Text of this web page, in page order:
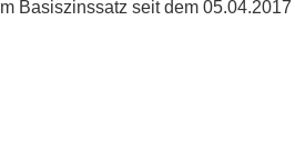
Basiszinssatz seit dem 05.04.2017